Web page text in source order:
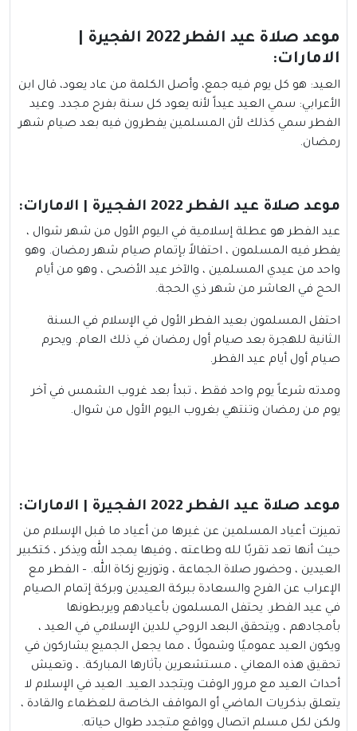
موعد صلاة عيد الفطر 2022 الفجيرة |
الامارات:
العيد: هو كل يوم فيه جمع، وأصل الكلمة من عاد يعود، قال ابن
الأعرابي: سمي العيد عيداً لأنه يعود كل سنة بفرح مجدد. وعيد
الفطر سمي كذلك لأن المسلمين يفطرون فيه بعد صيام شهر
رمضان.
موعد صلاة عيد الفطر 2022 الفجيرة | الامارات:
عيد الفطر هو عطلة إسلامية في اليوم الأول من شهر شوال ،
يفطر فيه المسلمون ، احتفالاً بإتمام صيام شهر رمضان. وهو
واحد من عيدي المسلمين ، والآخر عيد الأضحى ، وهو من أيام
الحج في العاشر من شهر ذي الحجة.
احتفل المسلمون بعيد الفطر الأول في الإسلام في السنة
الثانية للهجرة بعد صيام أول رمضان في ذلك العام. ويحرم
صيام أول أيام عيد الفطر.
ومدته شرعاً يوم واحد فقط ، تبدأ بعد غروب الشمس في آخر
يوم من رمضان وتنتهي بغروب اليوم الأول من شوال.
موعد صلاة عيد الفطر 2022 الفجيرة | الامارات:
تميزت أعياد المسلمين عن غيرها من أعياد ما قبل الإسلام من
حيث أنها تعد تقربًا لله وطاعته ، وفيها يمجد الله ويذكر ، كتكبير
العيدين ، وحضور صلاة الجماعة ، وتوزيع زكاة الله. – الفطر مع
الإعراب عن الفرح والسعادة ببركة العيدين وبركة إتمام الصيام
في عيد الفطر. يحتفل المسلمون بأعيادهم ويربطونها
بأمجادهم ، ويتحقق البعد الروحي للدين الإسلامي في العيد ،
ويكون العيد عموميًا وشمولًا ، مما يجعل الجميع يشاركون في
تحقيق هذه المعاني ، مستشعرين بآثارها المباركة. ، وتعيش
أحداث العيد مع مرور الوقت ويتجدد العيد. العيد في الإسلام لا
يتعلق بذكريات الماضي أو المواقف الخاصة للعظماء والقادة ،
ولكن لكل مسلم اتصال وواقع متجدد طوال حياته.